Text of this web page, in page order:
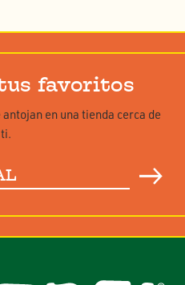
favoritos
en una tienda cerca de
ti.